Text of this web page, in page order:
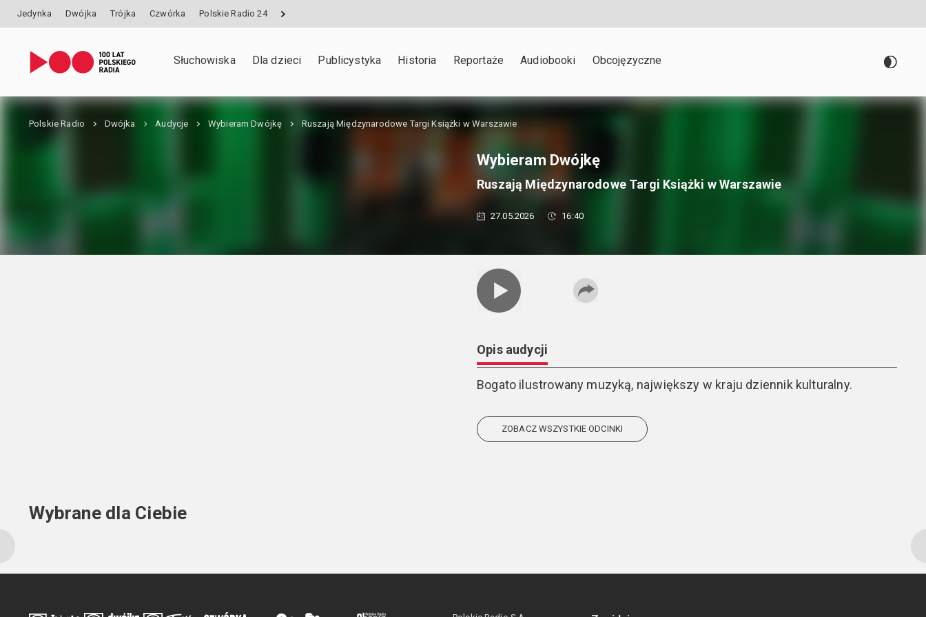
Jedynka Dwójka Trójka Czwórka Polskie Radio 24
Słuchowiska Dla dzieci Publicystyka Historia Reportaże Audiobooki Obcojęzyczne
Polskie Radio Dwójka Audycje Wybieram Dwójkę Ruszają Międzynarodowe Targi Książki w Warszawie
Wybieram Dwójkę
Ruszają Międzynarodowe Targi Książki w Warszawie
27.05.2026 16:40
Opis audycji
Bogato ilustrowany muzyką, największy w kraju dziennik kulturalny.
ZOBACZ WSZYSTKIE ODCINKI
Wybrane dla Ciebie